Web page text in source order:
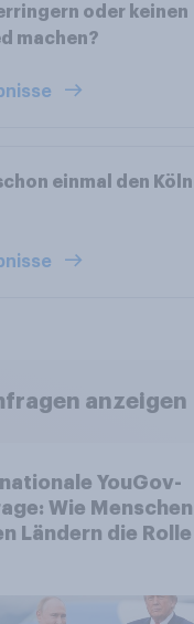
oder keinen
machen?
einmal den
anzeigen
YouGov-
Wie
Ländern die
und